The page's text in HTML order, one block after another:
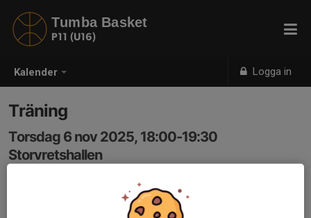
Kalender Logga in
Tumba Basket
P11 (U16)
Träning
Torsdag 6 nov 2025, 18:00-19:30
Storvretshallen